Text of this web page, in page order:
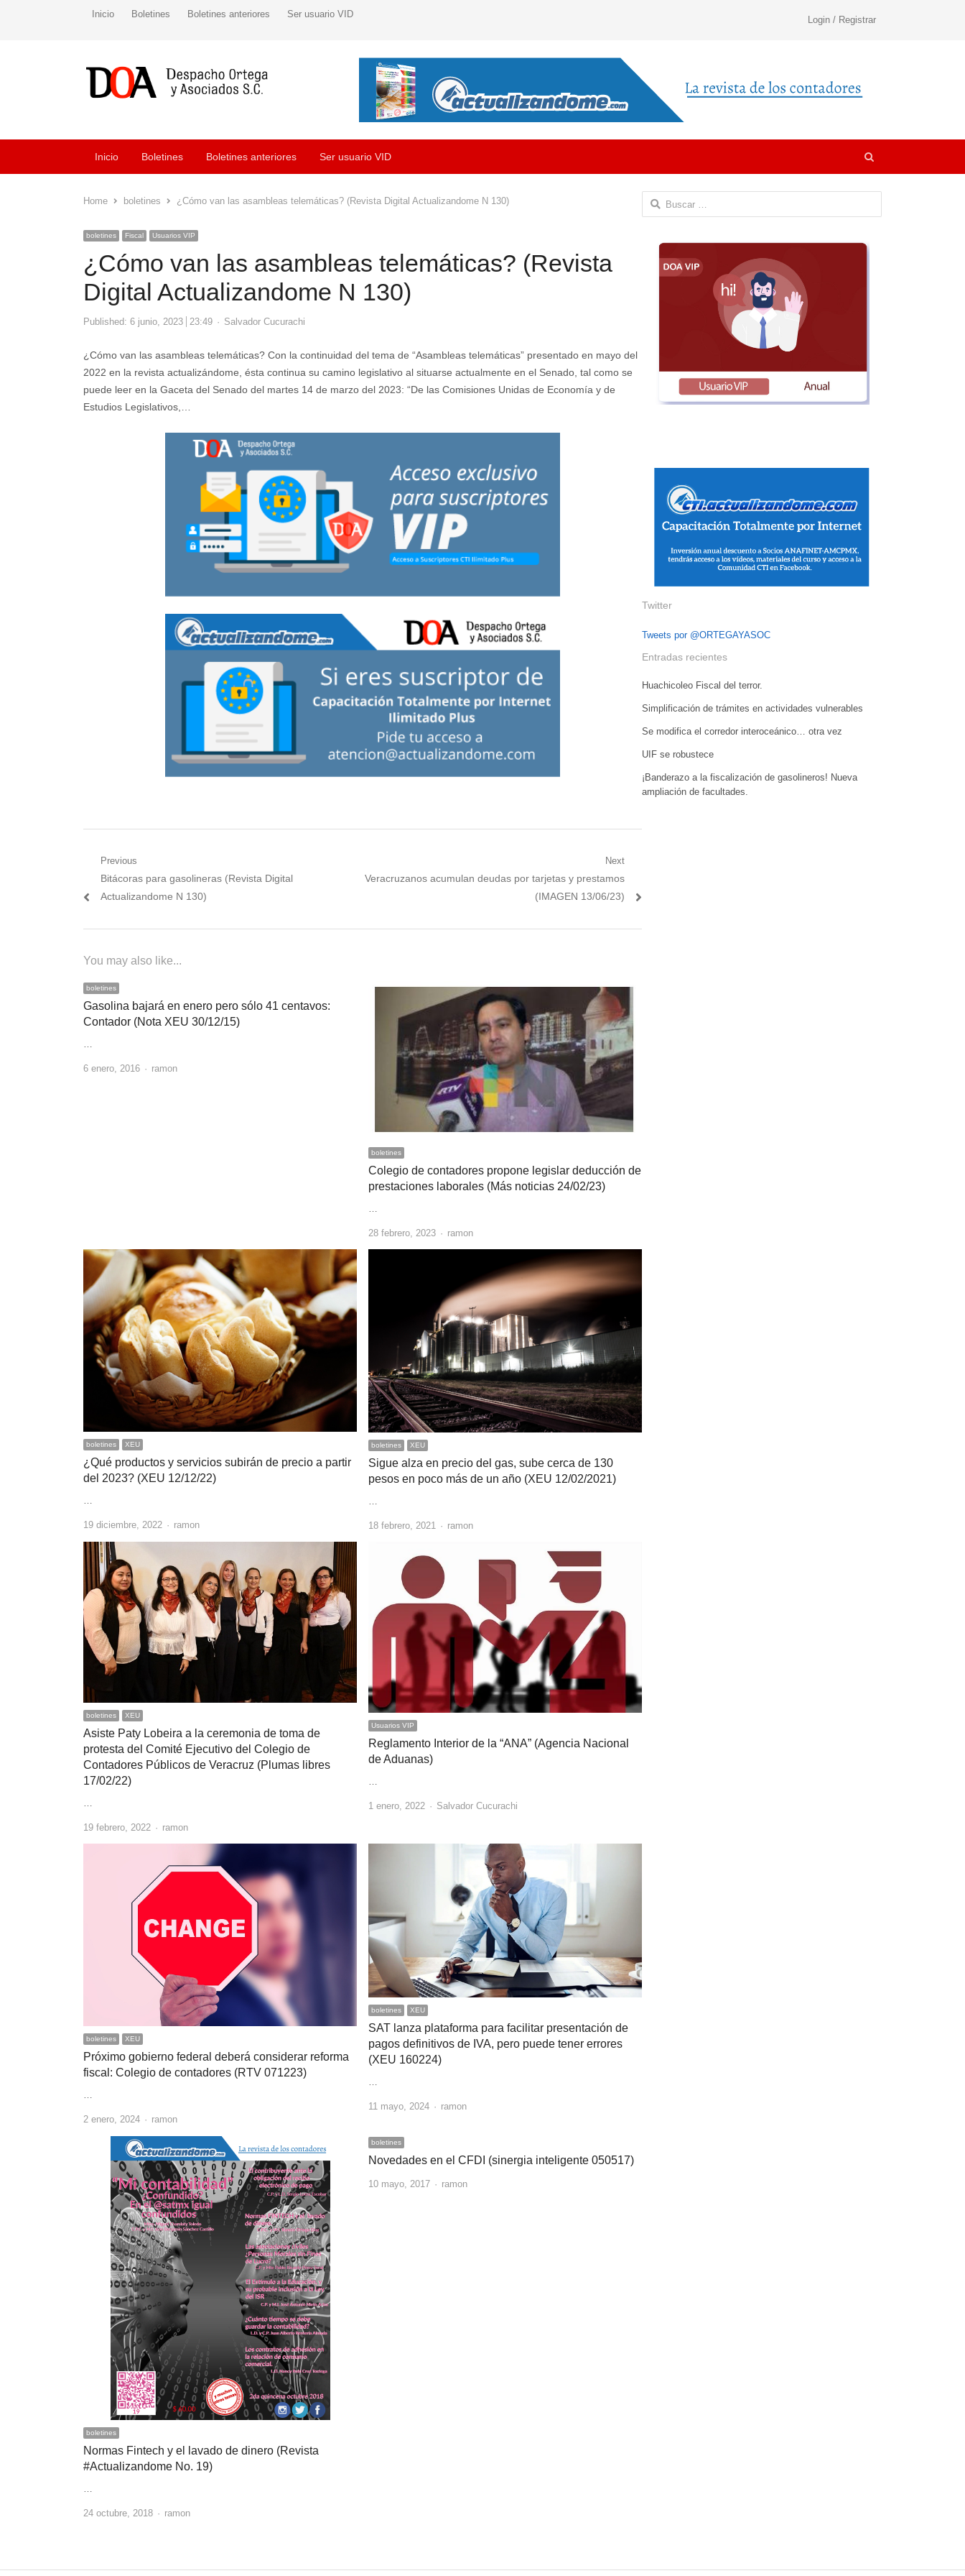
Inicio Boletines Boletines anteriores Ser usuario VID
Login / Registrar
Inicio Boletines Boletines anteriores Ser usuario VID
Home
boletines ¿Cómo van las asambleas telemáticas? (Revista Digital Actualizandome N 130)
boletines Fiscal Usuarios VIP
¿Cómo van las asambleas telemáticas? (Revista
Digital Actualizandome N 130)
Published: 6 junio, 2023 23:49 Author
Salvador Cucurachi
¿Cómo van las asambleas telemáticas? Con la continuidad del tema de “Asambleas telemáticas” presentado en mayo del
2022 en la revista actualizándome, ésta continua su camino legislativo al situarse actualmente en el Senado, tal como se
puede leer en la Gaceta del Senado del martes 14 de marzo del 2023: “De las Comisiones Unidas de Economía y de
Estudios Legislativos,…
Navegación
de
Previous
Previous
post:
Bitácoras para gasolineras (Revista Digital
Actualizandome N 130)
Next
Next
Veracruzanos acumulan deudas por tarjetas y prestamos
(IMAGEN 13/06/23)
You may also like...
boletines
Gasolina bajará en enero pero sólo 41 centavos:
Contador (Nota XEU 30/12/15)
…
6 enero, 2016 Author
ramon
boletines
Colegio de contadores propone legislar deducción de
prestaciones laborales (Más noticias 24/02/23)
…
28 febrero, 2023 Author
ramon
boletines XEU
¿Qué productos y servicios subirán de precio a partir
del 2023? (XEU 12/12/22)
…
19 diciembre, 2022 Author
ramon
boletines XEU
Sigue alza en precio del gas, sube cerca de 130
pesos en poco más de un año (XEU 12/02/2021)
…
18 febrero, 2021 Author
ramon
boletines XEU
Asiste Paty Lobeira a la ceremonia de toma de
protesta del Comité Ejecutivo del Colegio de
Contadores Públicos de Veracruz (Plumas libres
17/02/22)
19 febrero, 2022 Author
ramon
Usuarios VIP
Reglamento Interior de la “ANA” (Agencia Nacional
de Aduanas)
…
1 enero, 2022 Author
Salvador Cucurachi
boletines XEU
Próximo gobierno federal deberá considerar reforma
fiscal: Colegio de contadores (RTV 071223)
…
2 enero, 2024 Author
ramon
boletines XEU
SAT lanza plataforma para facilitar presentación de
pagos definitivos de IVA, pero puede tener errores
(XEU 160224)
…
11 mayo, 2024 Author
ramon
boletines
Normas Fintech y el lavado de dinero (Revista
#Actualizandome No. 19)
…
24 octubre, 2018 Author
ramon
boletines
Novedades en el CFDI (sinergia inteligente 050517)
10 mayo, 2017 Author
ramon
Buscar:
Twitter
Tweets por @ORTEGAYASOC
Entradas recientes
Huachicoleo Fiscal del terror.
Simplificación de trámites en actividades vulnerables
Se modifica el corredor interoceánico… otra vez
UIF se robustece
¡Banderazo a la fiscalización de gasolineros! Nueva
ampliación de facultades.